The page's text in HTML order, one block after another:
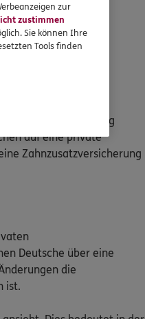
hohen Rechnung
auf eine private
Zahnzusatzversicherung
Deutsche über eine
die
ist.
zur
zustimmen
Sie können Ihre
Tools finden